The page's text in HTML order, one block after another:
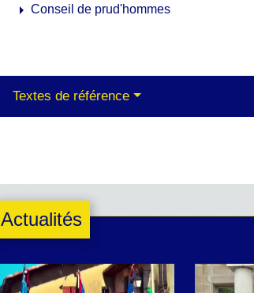
arrow_rightConseil de prud'hommes
Textes de référence
Actualités